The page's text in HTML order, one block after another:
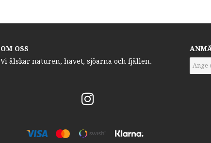
OM OSS
Vi älskar naturen, havet, sjöarna och fjällen.